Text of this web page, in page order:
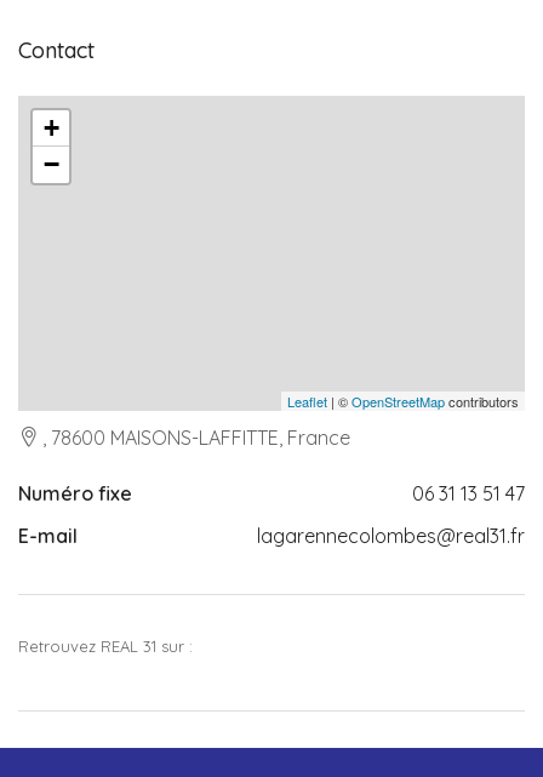
Contact
+
−
Leaflet | ©OpenStreetMapcontributors
, 78600 MAISONS-LAFFITTE, France
Numéro fixe
06 31 13 51 47
E-mail
lagarennecolombes@real31.fr
Retrouvez REAL 31 sur :